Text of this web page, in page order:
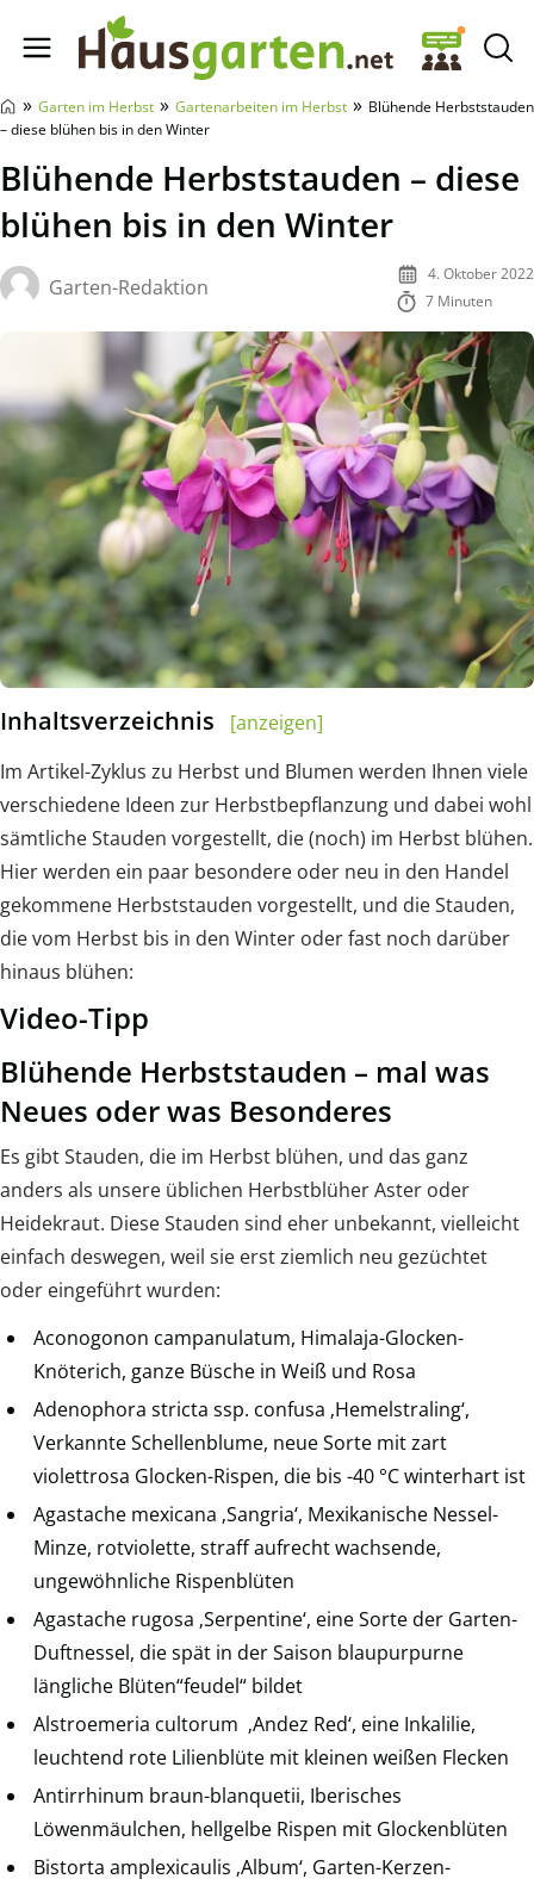
Hausgarten.net
» Garten im Herbst » Gartenarbeiten im Herbst » Blühende Herbststauden
– diese blühen bis in den Winter
Blühende Herbststauden – diese
blühen bis in den Winter
Garten-Redaktion
4. Oktober 2022
7 Minuten
Inhaltsverzeichnis
[anzeigen]
Im Artikel-Zyklus zu Herbst und Blumen werden Ihnen viele
verschiedene Ideen zur Herbstbepflanzung und dabei wohl
sämtliche Stauden vorgestellt, die (noch) im Herbst blühen.
Hier werden ein paar besondere oder neu in den Handel
gekommene Herbststauden vorgestellt, und die Stauden,
die vom Herbst bis in den Winter oder fast noch darüber
hinaus blühen:
Video-Tipp
Blühende Herbststauden – mal was
Neues oder was Besonderes
Es gibt Stauden, die im Herbst blühen, und das ganz
anders als unsere üblichen Herbstblüher Aster oder
Heidekraut. Diese Stauden sind eher unbekannt, vielleicht
einfach deswegen, weil sie erst ziemlich neu gezüchtet
oder eingeführt wurden:
Aconogonon campanulatum, Himalaja-Glocken-
Knöterich, ganze Büsche in Weiß und Rosa
Adenophora stricta ssp. confusa ‚Hemelstraling‘,
Verkannte Schellenblume, neue Sorte mit zart
violettrosa Glocken-Rispen, die bis -40 °C winterhart ist
Agastache mexicana ‚Sangria‘, Mexikanische Nessel-
Minze, rotviolette, straff aufrecht wachsende,
ungewöhnliche Rispenblüten
Agastache rugosa ‚Serpentine‘, eine Sorte der Garten-
Duftnessel, die spät in der Saison blaupurpurne
längliche Blüten“feudel“ bildet
Alstroemeria cultorum ‚Andez Red‘, eine Inkalilie,
leuchtend rote Lilienblüte mit kleinen weißen Flecken
Antirrhinum braun-blanquetii, Iberisches
Löwenmäulchen, hellgelbe Rispen mit Glockenblüten
Bistorta amplexicaulis ‚Album‘, Garten-Kerzen-